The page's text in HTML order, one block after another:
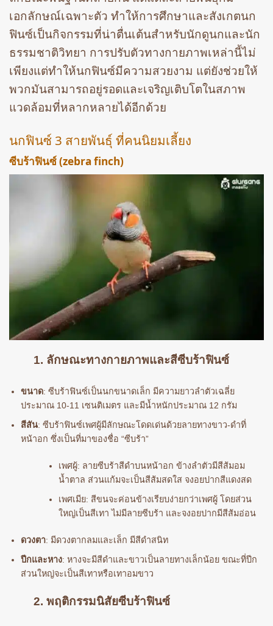
เอกลักษณ์เฉพาะตัว ทำให้การศึกษาและสังเกตนก
ฟินซ์เป็นกิจกรรมที่น่าตื่นเต้นสำหรับนักดูนกและนัก
ธรรมชาติวิทยา การปรับตัวทางกายภาพเหล่านี้ไม่
เพียงแต่ทำให้นกฟินซ์มีความสวยงาม แต่ยังช่วยให้
พวกมันสามารถอยู่รอดและเจริญเติบโตในสภาพ
แวดล้อมที่หลากหลายได้อีกด้วย
นกฟินซ์ 3 สายพันธุ์ ที่คนนิยมเลี้ยง
ซีบร้าฟินซ์ (zebra finch)
1. ลักษณะทางกายภาพและสีซีบร้าฟินซ์
ขนาด: ซีบร้าฟินซ์เป็นนกขนาดเล็ก มีความยาวลำตัวเฉลี่ย
ประมาณ 10-11 เซนติเมตร และมีน้ำหนักประมาณ 12 กรัม
สีสัน: ซีบร้าฟินซ์เพศผู้มีลักษณะโดดเด่นด้วยลายทางขาว-ดำที่
หน้าอก ซึ่งเป็นที่มาของชื่อ “ซีบร้า”
เพศผู้: ลายซีบร้าสีดำบนหน้าอก ข้างลำตัวมีสีส้มอม
น้ำตาล ส่วนแก้มจะเป็นสีส้มสดใส จงอยปากสีแดงสด
เพศเมีย: สีขนจะค่อนข้างเรียบง่ายกว่าเพศผู้ โดยส่วน
ใหญ่เป็นสีเทา ไม่มีลายซีบร้า และจงอยปากมีสีส้มอ่อน
ดวงตา: มีดวงตากลมและเล็ก มีสีดำสนิท
ปีกและหาง: หางจะมีสีดำและขาวเป็นลายทางเล็กน้อย ขณะที่ปีก
ส่วนใหญ่จะเป็นสีเทาหรือเทาอมขาว
2. พฤติกรรมนิสัยซีบร้าฟินซ์